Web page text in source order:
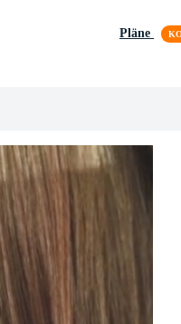
Pläne